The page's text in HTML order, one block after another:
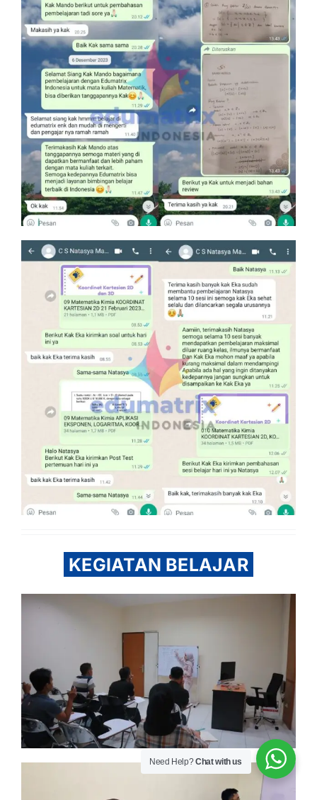
KEGIATAN BELAJAR
Need Help?Chat with us